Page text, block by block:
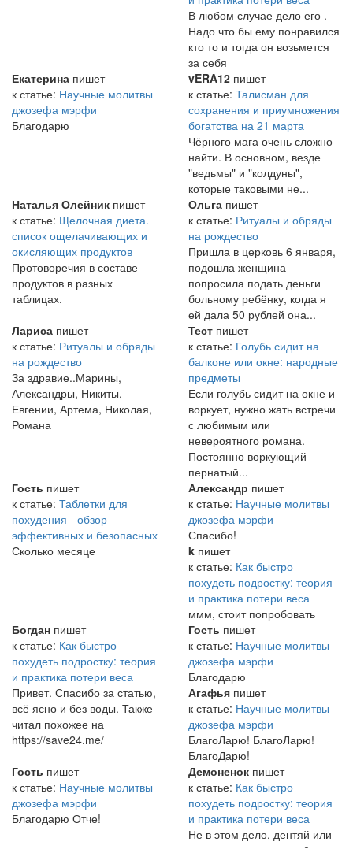
В любом случае дело его .
Надо что бы ему понравился
кто то и тогда он возьмется
за себя
Екатерина пишет
к статье: Научные молитвы
джозефа мэрфи
Благодарю
vERA12 пишет
к статье: Талисман для
сохранения и приумножения
богатства на 21 марта
Чёрного мага очень сложно
найти. В основном, везде
"ведьмы" и "колдуны",
которые таковыми не...
Наталья Олейник пишет
к статье: Щелочная диета.
список ощелачивающих и
окисляющих продуктов
Протоворечия в составе
продуктов в разных
таблицах.
Ольга пишет
к статье: Ритуалы и обряды
на рождество
Пришла в церковь 6 января,
подошла женщина
попросила подать деньги
больному ребёнку, когда я
ей дала 50 рублей она...
Лариса пишет
к статье: Ритуалы и обряды
на рождество
За здравие..Марины,
Александры, Никиты,
Евгении, Артема, Николая,
Романа
Тест пишет
к статье: Голубь сидит на
балконе или окне: народные
предметы
Если голубь сидит на окне и
воркует, нужно жать встречи
с любимым или
невероятного романа.
Постоянно воркующий
пернатый...
Гость пишет
к статье: Таблетки для
похудения - обзор
эффективных и безопасных
Сколько месяце
Александр пишет
к статье: Научные молитвы
джозефа мэрфи
Спасибо!
k пишет
к статье: Как быстро
похудеть подростку: теория
и практика потери веса
ммм, стоит попробовать
Богдан пишет
к статье: Как быстро
похудеть подростку: теория
и практика потери веса
Привет. Спасибо за статью,
всё ясно и без воды. Также
читал похожее на
https://save24.me/
Гость пишет
к статье: Научные молитвы
джозефа мэрфи
Благодарю
Агафья пишет
к статье: Научные молитвы
джозефа мэрфи
БлагоЛарю! БлагоЛарю!
БлагоДарю!
Гость пишет
к статье: Научные молитвы
джозефа мэрфи
Благодарю Отче!
Демоненок пишет
к статье: Как быстро
похудеть подростку: теория
и практика потери веса
Не в этом дело, дентяй или